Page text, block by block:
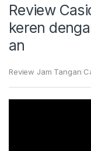
Review
keren
an
Review Jam Tangan